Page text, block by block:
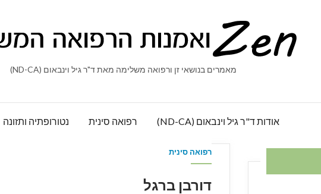
מאמרים בנושאי זן ורפואה משלימה מאת ד"ר גיל וינבאום (ND-CA)
אודות ד"ר גיל וינבאום (ND-CA) רפואה סינית נטורופתיה ותזונה
רפואה סינית
דורבן ברגל